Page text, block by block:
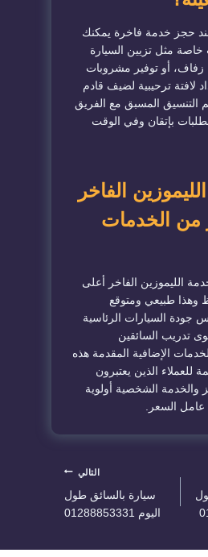
عند حجز خدمة فاخرة يمكنك
مثل تزيين السيارة
زفاف، أو توفير مشروبات
لافتة ترحيبية لضيف قادم
التنسيق المسبق مع الفريق
بإتقان وفي الوقت
الفاخر
من الخدمات
الليموزين الفاخر أعلى
طبيعي ومتوقع
جودة السيارات الرئاسية
تدريب السائقين
الإضافية المقدمة هذه
للعملاء الذين يعتبرون
والخدمة الشخصية أولوية
السعر.
التالي
سيارة بالسائق طول
اليوم 01288853331